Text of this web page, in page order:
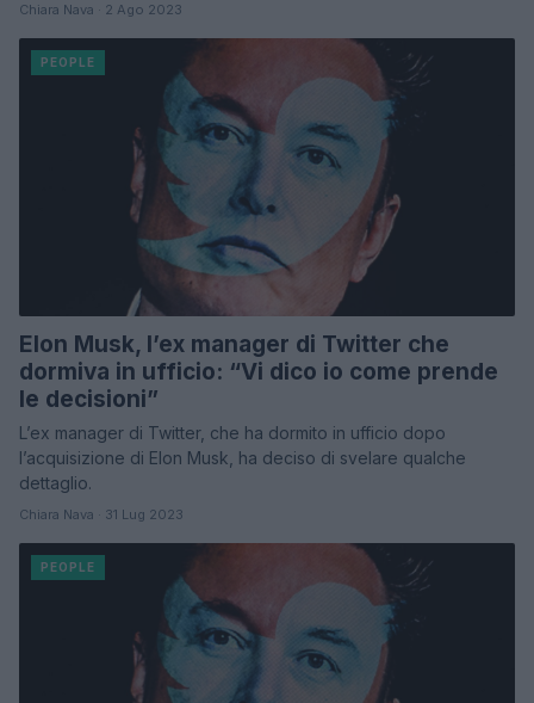
Chiara Nava · 2 Ago 2023
PEOPLE
Elon Musk, l’ex manager di Twitter che
dormiva in ufficio: “Vi dico io come prende
le decisioni”
L’ex manager di Twitter, che ha dormito in ufficio dopo
l’acquisizione di Elon Musk, ha deciso di svelare qualche
dettaglio.
Chiara Nava · 31 Lug 2023
PEOPLE